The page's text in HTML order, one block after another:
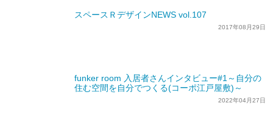
スペースＲデザインNEWS vol.107
2017年08月29日
funker room 入居者さんインタビュー#1～自分の
住む空間を自分でつくる(コーポ江戸屋敷)～
2022年04月27日